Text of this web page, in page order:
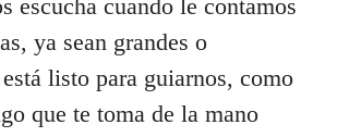
escucha cuando le contamos
ya sean grandes o
listo para guiarnos, como
que te toma de la mano